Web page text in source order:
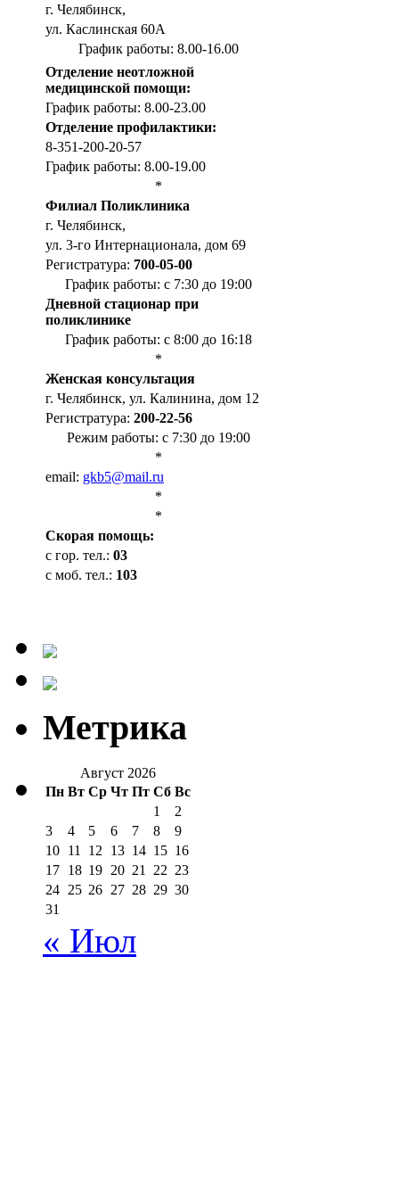
г. Челябинск,
ул. Каслинская 60А
График работы: 8.00-16.00
Отделение неотложной
медицинской помощи:
График работы: 8.00-23.00
Отделение профилактики:
8-351-200-20-57
График работы: 8.00-19.00
*
Филиал Поликлиника
г. Челябинск,
ул. 3-го Интернационала, дом 69
Регистратура: 700-05-00
График работы: с 7:30 до 19:00
Дневной стационар при
поликлинике
График работы: с 8:00 до 16:18
*
Женская консультация
г. Челябинск, ул. Калинина, дом 12
Регистратура: 200-22-56
Режим работы: с 7:30 до 19:00
*
email: gkb5@mail.ru
*
*
Cкорая помощь:
с гор. тел.: 03
с моб. тел.: 103
Метрика
Август 2026
Пн Вт Ср Чт Пт Сб Вс
1
2
3
4 5 6 7 8
9
10 11 12 13 14 15 16
17 18 19 20 21 22 23
24 25 26 27 28 29 30
31
« Июл